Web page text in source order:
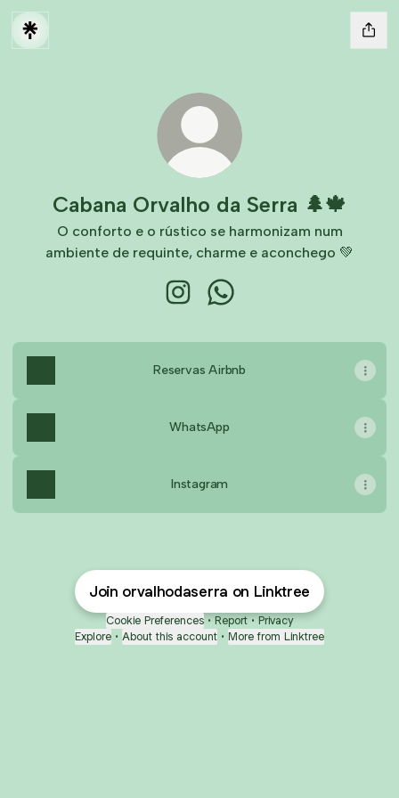
Cabana Orvalho da Serra 🌲🍁
O conforto e o rústico se harmonizam num
ambiente de requinte, charme e aconchego 💚
Reservas Airbnb
WhatsApp
Instagram
Join orvalhodaserra on Linktree
Cookie Preferences • Report • Privacy
Explore • About this account • More from Linktree